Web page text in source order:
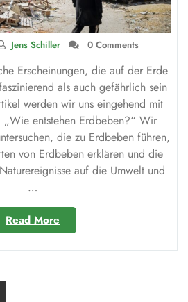
Jens Schiller 0 Comments
Erscheinungen, die auf der Erde
als auch gefährlich sein
werden wir uns eingehend mit
„Wie entstehen Erdbeben?“ Wir
die zu Erdbeben führen,
von Erdbeben erklären und die
auf die Umwelt und
…
Read More
entstehen
Erdbeben?“